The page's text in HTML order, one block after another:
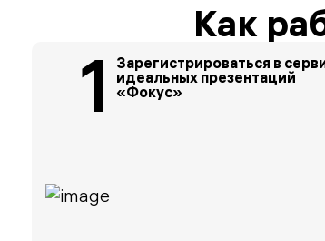
Как
1
Зарегистрироваться в
идеальных презентаций
«Фокус»